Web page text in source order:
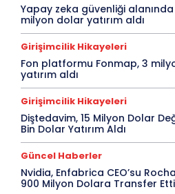
Yapay zeka güvenliği
milyon dolar yatırım aldı
Girişimcilik Hikayeleri
Fon platformu Fonmap, 3
yatırım aldı
Girişimcilik Hikayeleri
Diştedavim, 15 Milyon Dolar
Bin Dolar Yatırım Aldı
Güncel Haberler
Nvidia, Enfabrica CEO’su
900 Milyon Dolara Transfer Etti